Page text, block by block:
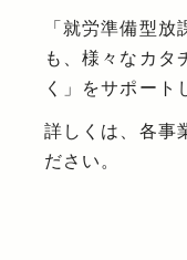
「就労準備型
も、様々なカタ
く」をサポート
詳しくは、各事
ださい。